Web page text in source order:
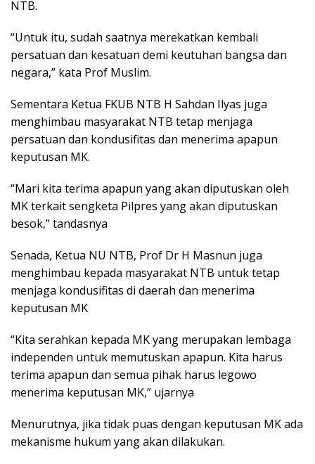
NTB.
“Untuk itu, sudah saatnya merekatkan kembali
persatuan dan kesatuan demi keutuhan bangsa dan
negara,” kata Prof Muslim.
Sementara Ketua FKUB NTB H Sahdan Ilyas juga
menghimbau masyarakat NTB tetap menjaga
persatuan dan kondusifitas dan menerima apapun
keputusan MK.
“Mari kita terima apapun yang akan diputuskan oleh
MK terkait sengketa Pilpres yang akan diputuskan
besok,” tandasnya
Senada, Ketua NU NTB, Prof Dr H Masnun juga
menghimbau kepada masyarakat NTB untuk tetap
menjaga kondusifitas di daerah dan menerima
keputusan MK
“Kita serahkan kepada MK yang merupakan lembaga
independen untuk memutuskan apapun. Kita harus
terima apapun dan semua pihak harus legowo
menerima keputusan MK,” ujarnya
Menurutnya, jika tidak puas dengan keputusan MK ada
mekanisme hukum yang akan dilakukan.